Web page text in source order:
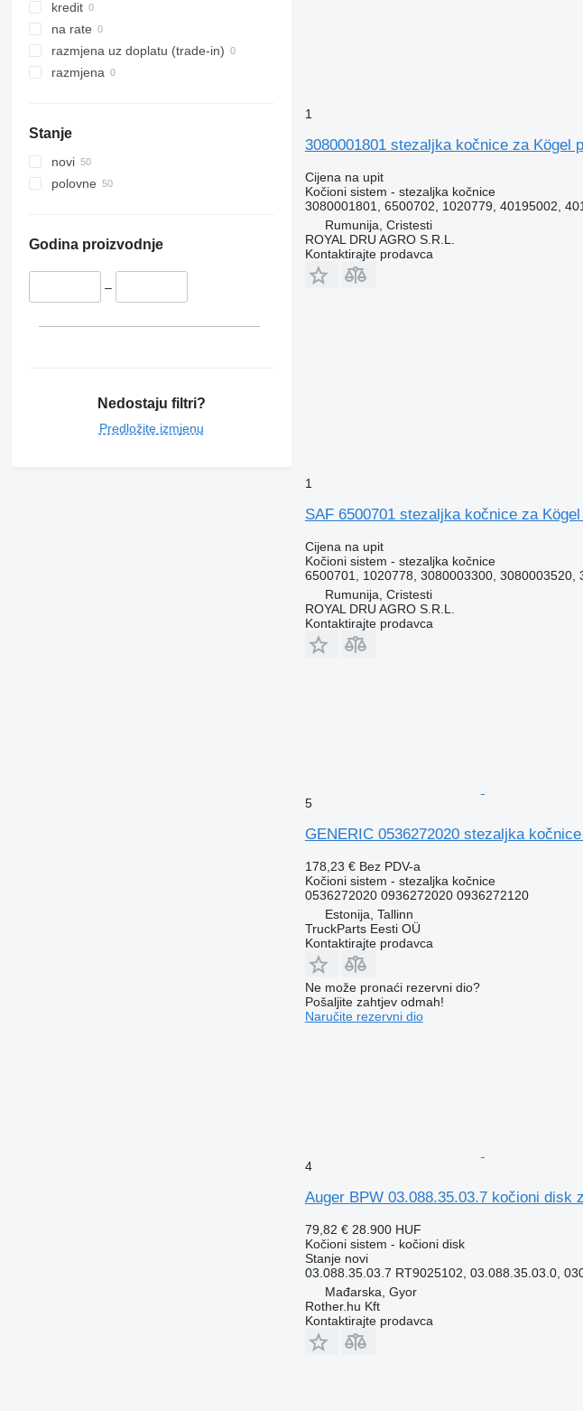
kredit
na rate
razmjena uz doplatu (trade-in)
razmjena
Stanje
novi
polovne
Godina proizvodnje
–
Nedostaju filtri?
Predložite izmjenu
1
3080001801 stezaljka kočnice za Kögel
Cijena na upit
Kočioni sistem - stezaljka kočnice
3080001801, 6500702, 1020779, 40195002,
Rumunija, Cristesti
ROYAL DRU AGRO S.R.L.
Kontaktirajte prodavca
1
SAF 6500701 stezaljka kočnice za
Cijena na upit
Kočioni sistem - stezaljka kočnice
6500701, 1020778, 3080003300, 3080003520,
Rumunija, Cristesti
ROYAL DRU AGRO S.R.L.
Kontaktirajte prodavca
5
GENERIC 0536272020 stezaljka
178,23 € Bez PDV-a
Kočioni sistem - stezaljka kočnice
0536272020 0936272020 0936272120
Estonija, Tallinn
TruckParts Eesti OÜ
Kontaktirajte prodavca
Ne može pronaći rezervni dio?
Pošaljite zahtjev odmah!
Naručite rezervni dio
4
Auger BPW 03.088.35.03.7 kočioni disk
79,82 € 28.900 HUF
Kočioni sistem - kočioni disk
Stanjenovi
03.088.35.03.7 RT9025102, 03.088.35.03.0,
Mađarska, Gyor
Rother.hu Kft
Kontaktirajte prodavca